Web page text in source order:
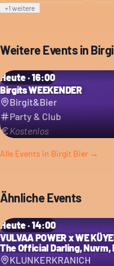
+1 weitere
Weitere Events in
Heute · 16:00
Birgits WEEKENDER
Birgit&Bier
Party & Club
Kostenlos
Alle Events in Birgit Bier →
Ähnliche Events
Heute · 14:00
VULVAA POWER x WE
The Official Darling, Nuvm,
LFKN B2B AP Solis uvm.
KLUNKERKRANICH